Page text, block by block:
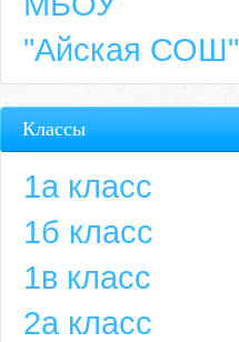
"Айская СОШ"
Классы
1а класс
1б класс
1в класс
2а класс